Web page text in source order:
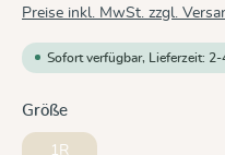
Preise inkl. MwSt. zzgl.
Sofort verfügbar, Lieferzeit: 2-
Größeauswählen
1R